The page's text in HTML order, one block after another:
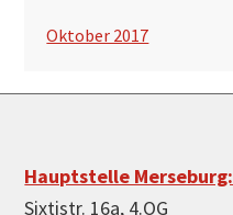
Oktober 2017
Footer
Hauptstelle Merseburg:
Sixtistr. 16a, 4.OG